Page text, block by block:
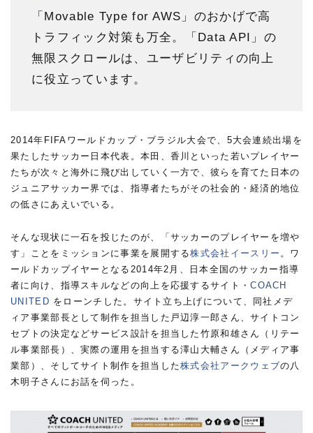
「Movable Type for AWS」のおかげで高
トラフィック対策も万全。「Data API」の
無限スクロールは、ユーザビリティの向上
に役立っています。
2014年FIFAワールドカップ・ブラジル大会で、5大会連続出場を
果たしたサッカー日本代表。本田、香川といった若いプレイヤー
たちが次々と海外に飛び出していく一方で、彼らを育てた日本の
ジュニアサッカー界では、指導者たちがその社会的・経済的地位
の低さにあえいでいる。
そんな現状に一石を投じたのが、「サッカーのプレイヤーを増や
す」ことをミッションに事業を展開する株式会社イースリー 。ワ
ールドカップイヤーとなる2014年2月、日本全国のサッカー指導
者に向け、指導スキルなどの向上を応援するサイト・COACH
UNITED をローンチした。サイト立ち上げについて、同社メデ
ィア事業部長として制作を担当した戸辺淳一郎さん、サイトコン
セプトの決定などサービス設計を担当した竹原和雄さん（リテー
ル事業部長）、実際の運用を担当する澤山大輔さん（メディア事
業部）、そしてサイト制作を担当した株式会社アークウェブの八
木明子さんにお話を伺った。